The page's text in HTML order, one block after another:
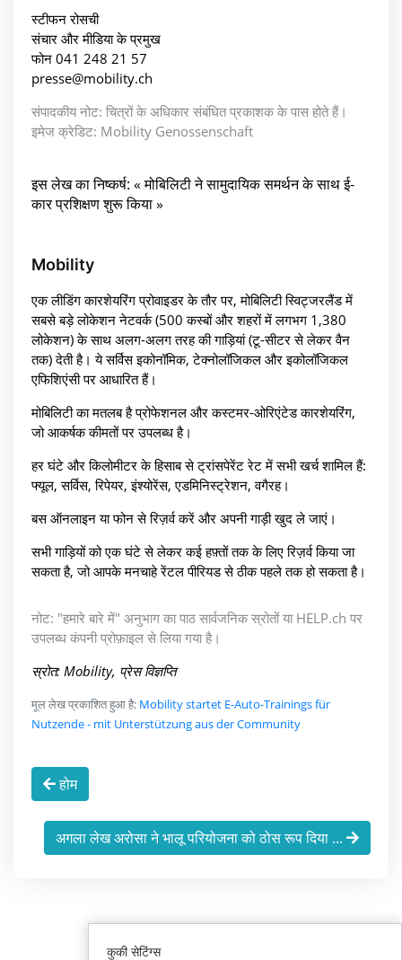
स्टीफन रोसची
संचार और मीडिया के प्रमुख
फोन 041 248 21 57
presse@mobility.ch
संपादकीय नोट: चित्रों के अधिकार संबंधित प्रकाशक के पास होते हैं।
इमेज क्रेडिट: Mobility Genossenschaft
इस लेख का निष्कर्ष: « मोबिलिटी ने सामुदायिक समर्थन के साथ ई-
कार प्रशिक्षण शुरू किया »
Mobility
एक लीडिंग कारशेयरिंग प्रोवाइडर के तौर पर, मोबिलिटी स्विट्जरलैंड में
सबसे बड़े लोकेशन नेटवर्क (500 कस्बों और शहरों में लगभग 1,380
लोकेशन) के साथ अलग-अलग तरह की गाड़ियां (टू-सीटर से लेकर वैन
तक) देती है। ये सर्विस इकोनॉमिक, टेक्नोलॉजिकल और इकोलॉजिकल
एफिशिएंसी पर आधारित हैं।
मोबिलिटी का मतलब है प्रोफेशनल और कस्टमर-ओरिएंटेड कारशेयरिंग,
जो आकर्षक कीमतों पर उपलब्ध है।
हर घंटे और किलोमीटर के हिसाब से ट्रांसपेरेंट रेट में सभी खर्च शामिल हैं:
फ्यूल, सर्विस, रिपेयर, इंश्योरेंस, एडमिनिस्ट्रेशन, वगैरह।
बस ऑनलाइन या फोन से रिज़र्व करें और अपनी गाड़ी खुद ले जाएं।
सभी गाड़ियों को एक घंटे से लेकर कई हफ़्तों तक के लिए रिज़र्व किया जा
सकता है, जो आपके मनचाहे रेंटल पीरियड से ठीक पहले तक हो सकता है।
नोट: "हमारे बारे में" अनुभाग का पाठ सार्वजनिक स्रोतों या HELP.ch पर
उपलब्ध कंपनी प्रोफ़ाइल से लिया गया है।
स्रोत: Mobility, प्रेस विज्ञप्ति
मूल लेख प्रकाशित हुआ है: Mobility startet E-Auto-Trainings für
Nutzende - mit Unterstützung aus der Community
होम
अगला लेख अरोसा ने भालू परियोजना को ठोस रूप दिया ...
कुकी सेटिंग्स